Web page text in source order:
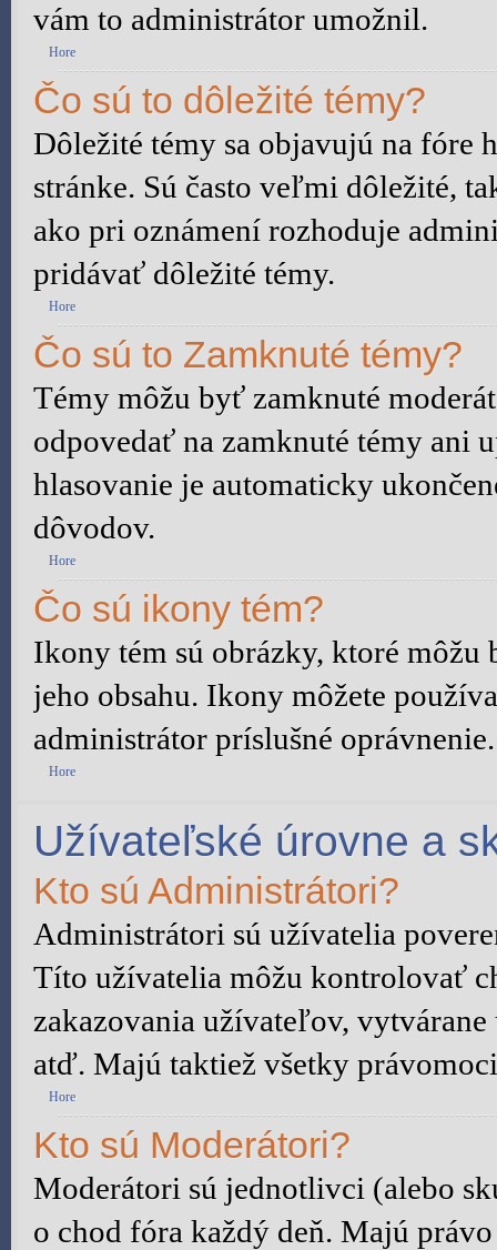
vám to administrátor umožnil.
Hore
Čo sú to dôležité témy?
Dôležité témy sa objavujú na fóre
stránke. Sú často veľmi dôležité,
ako pri oznámení rozhoduje
pridávať dôležité témy.
Hore
Čo sú to Zamknuté témy?
Témy môžu byť zamknuté
odpovedať na zamknuté témy ani
hlasovanie je automaticky
dôvodov.
Hore
Čo sú ikony tém?
Ikony tém sú obrázky, ktoré
jeho obsahu. Ikony môžete
administrátor príslušné oprávnenie.
Hore
Užívateľské úrovne a
Kto sú Administrátori?
Administrátori sú užívatelia
Títo užívatelia môžu kontrolovať
zakazovania užívateľov,
atď. Majú taktiež všetky
Hore
Kto sú Moderátori?
Moderátori sú jednotlivci (alebo
o chod fóra každý deň. Majú